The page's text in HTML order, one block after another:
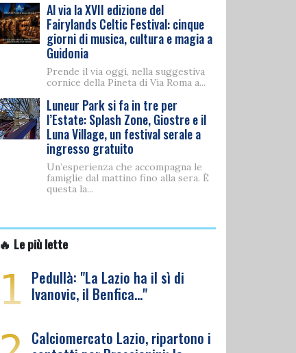
Al via la XVII edizione del
Fairylands Celtic Festival: cinque
giorni di musica, cultura e magia a
Guidonia
Prende il via oggi, nella suggestiva
cornice della Pineta di Via Roma a...
Luneur Park si fa in tre per
l’Estate: Splash Zone, Giostre e il
Luna Village, un festival serale a
ingresso gratuito
Un’esperienza che accompagna le
famiglie dal mattino fino alla sera. È
questa la...
🔥 Le più lette
1 Pedullà: "La Lazio ha il sì di
Ivanovic, il Benfica…"
Calciomercato Lazio, ripartono i